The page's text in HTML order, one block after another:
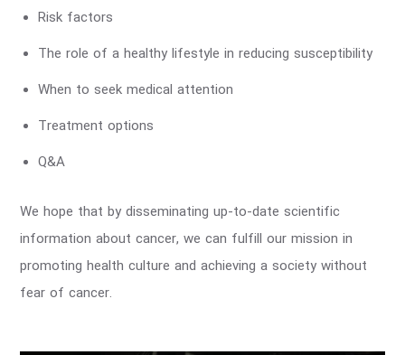
Risk factors
The role of a healthy lifestyle in reducing susceptibility
When to seek medical attention
Treatment options
Q&A
We hope that by disseminating up-to-date scientific
information about cancer, we can fulfill our mission in
promoting health culture and achieving a society without
fear of cancer.